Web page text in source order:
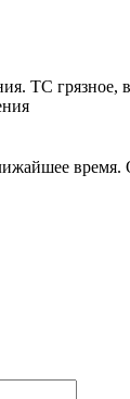
ТС
время.